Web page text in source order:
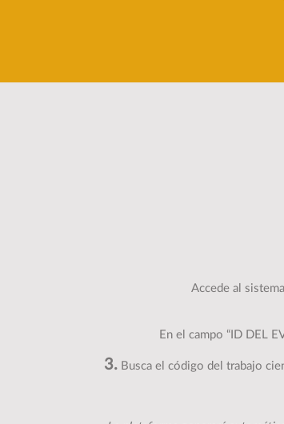
Accede al
En el campo “ID DEL
3.Busca el código del trabajo